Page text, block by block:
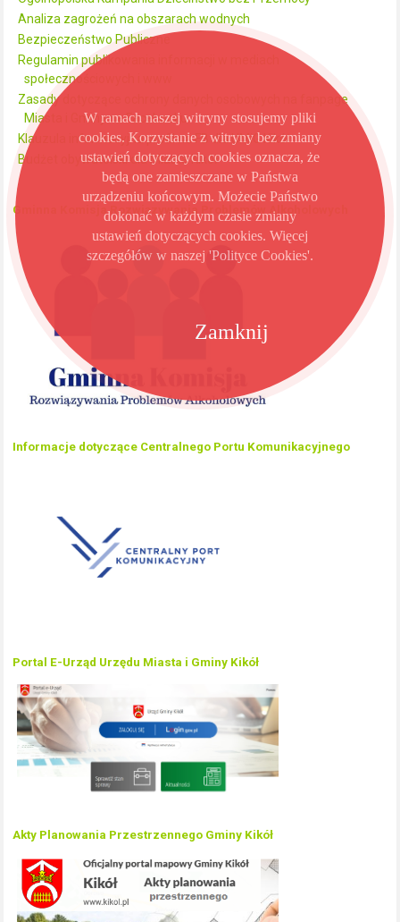
Analiza zagrożeń na obszarach wodnych
Bezpieczeństwo Publiczne
Regulamin publikowania informacji w mediach
społecznościowych i www
Zasady dotyczące ochrony danych osobowych na fanpage
Miasta i Gminy na Facebooku
Klauzula informacyjna profil na FB dla UMiG Kikół
Budżet obywatelski dla Miasta Kikół
Gminna Komisja Rozwiązywania Problemów Alkoholowych
Informacje dotyczące Centralnego Portu Komunikacyjnego
Portal E-Urząd Urzędu Miasta i Gminy Kikół
Akty Planowania Przestrzennego Gminy Kikół
Zamknij
W ramach naszej witryny stosujemy pliki
cookies. Korzystanie z witryny bez zmiany
ustawień dotyczących cookies oznacza, że
będą one zamieszczane w Państwa
urządzeniu końcowym. Możecie Państwo
dokonać w każdym czasie zmiany
ustawień dotyczących cookies. Więcej
szczegółów w naszej 'Polityce Cookies'.